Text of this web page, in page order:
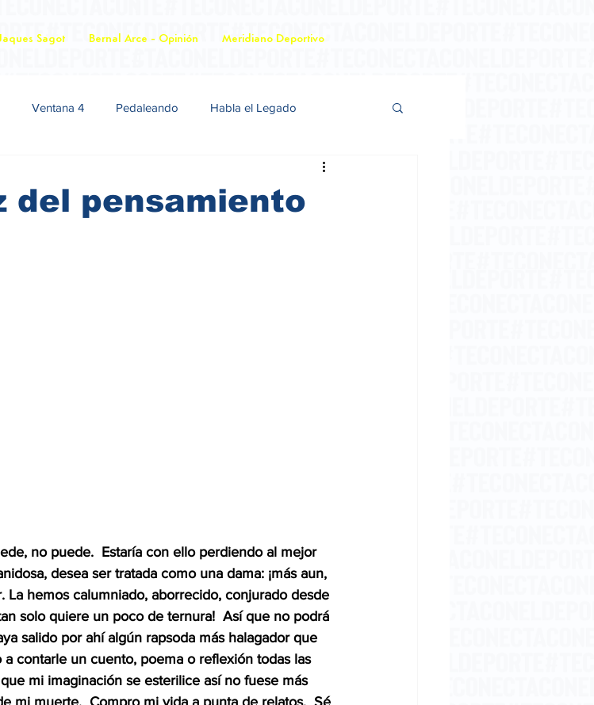
Sagot Bernal Arce - Opinión Meridiano Deportivo
Ventana 4 Pedaleando Habla el Legado
del pensamiento
no puede.  Estaría con ello perdiendo al mejor
desea ser tratada como una dama: ¡más aun,
La hemos calumniado, aborrecido, conjurado desde
solo quiere un poco de ternura!  Así que no podrá
salido por ahí algún rapsoda más halagador que
a contarle un cuento, poema o reflexión todas las
mi imaginación se esterilice así no fuese más
mi muerte.  Compro mi vida a punta de relatos.  Sé